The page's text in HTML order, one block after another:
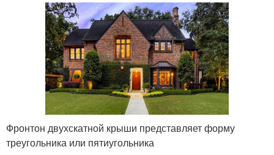
Фронтон двухскатной крыши представляет форму
треугольника или пятиугольника